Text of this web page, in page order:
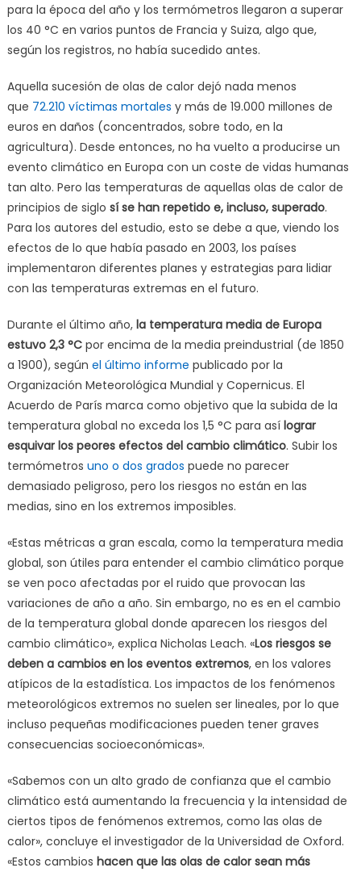
para la época del año y los termómetros llegaron a superar
los 40 °C en varios puntos de Francia y Suiza, algo que,
según los registros, no había sucedido antes.
Aquella sucesión de olas de calor dejó nada menos
que 72.210 víctimas mortales y más de 19.000 millones de
euros en daños (concentrados, sobre todo, en la
agricultura). Desde entonces, no ha vuelto a producirse un
evento climático en Europa con un coste de vidas humanas
tan alto. Pero las temperaturas de aquellas olas de calor de
principios de siglo sí se han repetido e, incluso, superado.
Para los autores del estudio, esto se debe a que, viendo los
efectos de lo que había pasado en 2003, los países
implementaron diferentes planes y estrategias para lidiar
con las temperaturas extremas en el futuro.
Durante el último año, la temperatura media de Europa
estuvo 2,3 °C por encima de la media preindustrial (de 1850
a 1900), según el último informe publicado por la
Organización Meteorológica Mundial y Copernicus. El
Acuerdo de París marca como objetivo que la subida de la
temperatura global no exceda los 1,5 °C para así lograr
esquivar los peores efectos del cambio climático. Subir los
termómetros uno o dos grados puede no parecer
demasiado peligroso, pero los riesgos no están en las
medias, sino en los extremos imposibles.
«Estas métricas a gran escala, como la temperatura media
global, son útiles para entender el cambio climático porque
se ven poco afectadas por el ruido que provocan las
variaciones de año a año. Sin embargo, no es en el cambio
de la temperatura global donde aparecen los riesgos del
cambio climático», explica Nicholas Leach. «Los riesgos se
deben a cambios en los eventos extremos, en los valores
atípicos de la estadística. Los impactos de los fenómenos
meteorológicos extremos no suelen ser lineales, por lo que
incluso pequeñas modificaciones pueden tener graves
consecuencias socioeconómicas».
«Sabemos con un alto grado de confianza que el cambio
climático está aumentando la frecuencia y la intensidad de
ciertos tipos de fenómenos extremos, como las olas de
calor», concluye el investigador de la Universidad de Oxford.
«Estos cambios hacen que las olas de calor sean más